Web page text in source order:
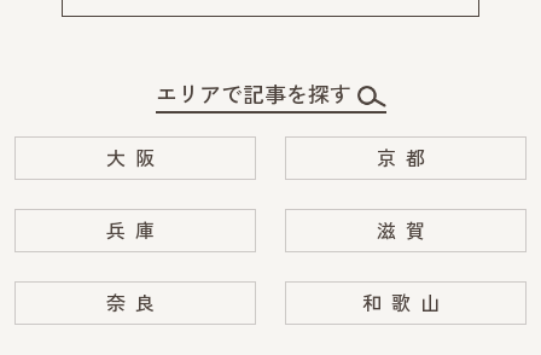
エリアで記事を探す
大阪 京都
兵庫 滋賀
奈良 和歌山